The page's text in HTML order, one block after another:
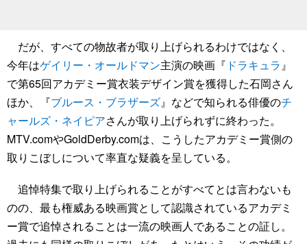
だが、すべての物故者が取り上げられるわけではなく、
今年はゲイリー・オールドマン主演の映画『 ドラキュラ』
で第65回アカデミー賞衣装デザイン賞を獲得した石岡さん
ほか、『ブルース・ブラザーズ』などで知られる俳優のチ
ャールズ・ネイピアさんが取り上げられずに終わった。
MTV.comやGoldDerby.comは、こうしたアカデミー賞側の
取りこぼしについて率直な疑義を呈している。
追悼特集で取り上げられることがすべてとは言わないも
のの、最も権威ある映画賞として認識されているアカデミ
ー賞で追悼されることは一流の映画人であることの証し。